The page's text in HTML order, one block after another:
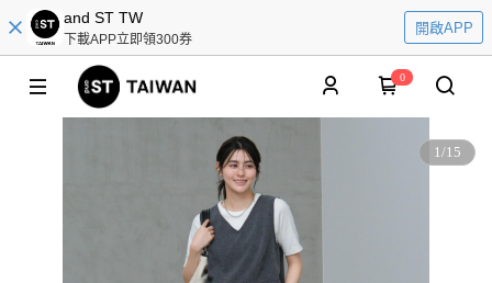
and ST TW
下載APP立即領300券
開啟APP
0
1/15